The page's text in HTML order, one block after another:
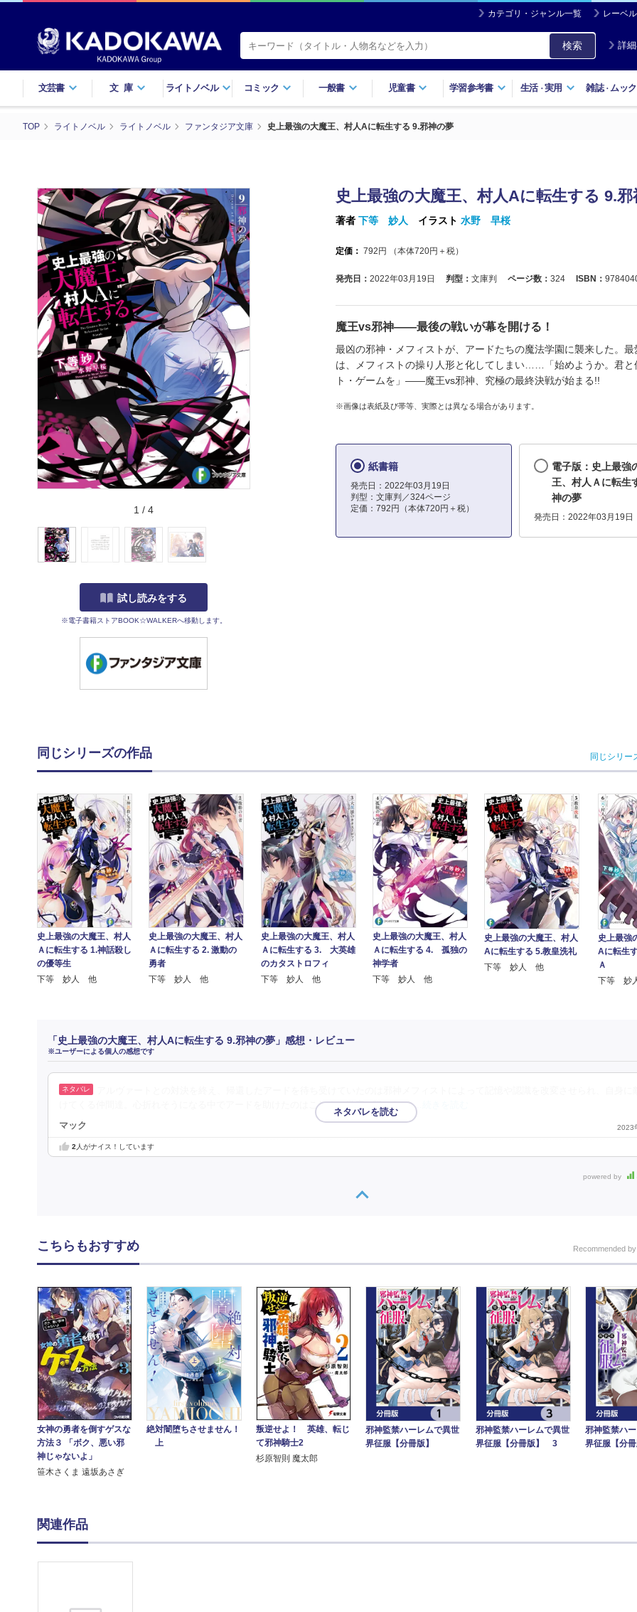
カテゴリ・ジャンル一覧 レーベ
検索 詳
文芸書 文庫 ライトノベル コミック 一般書 児童書 学習参考書 生活・実用 雑誌・ ムック
TOP ライトノベル ライトノベル ファンタジア文庫 史上最強の大魔王、村人Aに転生する 9.邪神の夢
1 / 4
試し読みをする
※電子書籍ストアBOOK☆WALKERへ移動します。
史上最強の大魔王、村人Aに転生する 9.
著者 下等 妙人 イラスト 水野 早桜
定価： 792 円 （本体720円＋税）
発売日： 2022年03月19日 判型： 文庫判 ページ数： 324 ISBN：
魔王vs邪神――最後の戦いが幕を開ける！
最凶の邪神・メフィストが、アードたちの魔法学園に襲来した。最
は、メフィストの操り人形と化してしまい……「始めようか。君と
ト・ゲームを」――魔王vs邪神、究極の最終決戦が始まる!!
※画像は表紙及び帯等、実際とは異なる場合があります。
紙書籍
発売日：2022年03月19日
判型：文庫判／324ページ
定価：792円（本体720円＋税）
電子版：史上最強
王、村人Ａに転
神の夢
発売日：2022年03月19日
同じシリーズの作品 同じシリー
史上最強の大魔王、村人
Ａに転生する 1.神話殺し
の優等生
下等 妙人 他
史上最強の大魔王、村人
Ａに転生する 2. 激動の
勇者
下等 妙人 他
史上最強の大魔王、村人
Ａに転生する 3. 大英雄
のカタストロフィ
下等 妙人 他
史上最強の大魔王、村人
Ａに転生する 4. 孤独の
神学者
下等 妙人 他
史上最強の大魔王、村人
Aに転生する 5.教皇洗礼
下等 妙人 他
史上最強
Aに転生
Ａ
下等 妙
「史上最強の大魔王、村人Aに転生する 9.邪神の夢」感想・レビュー
※ユーザーによる個人の感想です
けてくる仲間達。心折れそうになる中でアードを助けたのはこれまで幾度か戦った《 …続きを読む
マック 2023
2人がナイス！しています
powered by
こちらもおすすめ Recommended by
女神の勇者を倒すゲスな
方法３ 「ボク、悪い邪
神じゃないよ」
笹木さくま 遠坂あさぎ
絶対闇堕ちさせません！
上
叛逆せよ！ 英雄、転じ
て邪神騎士2
杉原智則 魔太郎
邪神監禁ハーレムで異世
界征服【分冊版】
邪神監禁ハーレムで異世
界征服【分冊版】 3
邪神監禁ハ
界征服【分
関連作品